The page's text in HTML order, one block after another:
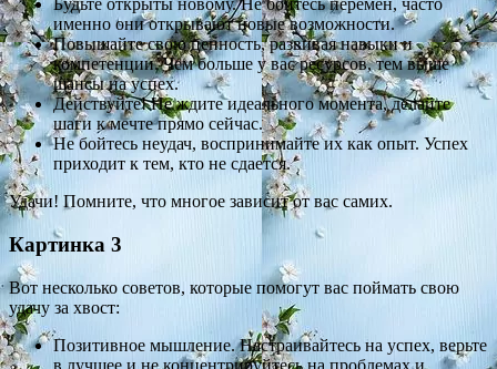
Будьте открыты новому. Не бойтесь перемен, часто
именно они открывают новые возможности.
Повышайте свою ценность, развивая навыки и
компетенции. Чем больше у вас ресурсов, тем выше
шансы на успех.
Действуйте! Не ждите идеального момента, делайте
шаги к мечте прямо сейчас.
Не бойтесь неудач, воспринимайте их как опыт. Успех
приходит к тем, кто не сдается.
Удачи! Помните, что многое зависит от вас самих.
Картинка 3
Вот несколько советов, которые помогут вас поймать свою
удачу за хвост:
Позитивное мышление. Настраивайтесь на успех, верьте
в лучшее и не концентрируйтесь на проблемах и